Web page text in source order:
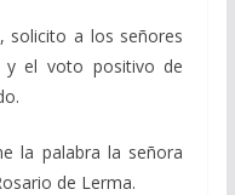
a los señores
y el voto positivo de
la palabra la señora
de Lerma.